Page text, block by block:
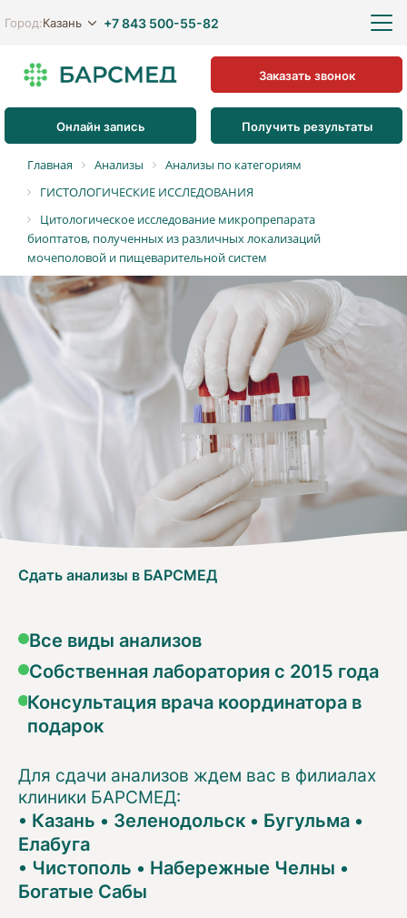
Город:Казань +7 843 500-55-82
Онлайн запись Получить результаты
Заказать звонок
Главная Анализы
Анализы по категориям
ГИСТОЛОГИЧЕСКИЕ ИССЛЕДОВАНИЯ
Цитологическое исследование микропрепарата
биоптатов, полученных из различных локализаций
мочеполовой и пищеварительной систем
Сдать анализы в БАРСМЕД
Все виды анализов
Собственная лаборатория с 2015 года
Консультация врача координатора в
подарок
Для сдачи анализов ждем вас в филиалах
клиники БАРСМЕД:
• Казань • Зеленодольск • Бугульма •
Елабуга
• Чистополь • Набережные Челны •
Богатые Сабы